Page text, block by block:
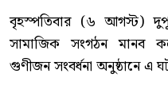
বৃহস্পতিবার (৬ আগস্ট)
সামাজিক সংগঠন মানব
গুণীজন সংবর্ধনা অনুষ্ঠানে এ